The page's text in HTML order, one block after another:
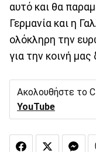
αυτό και θα
Γερμανία και η
ολόκληρη την
για την κοινή
Ακολουθήστε το
YouTube